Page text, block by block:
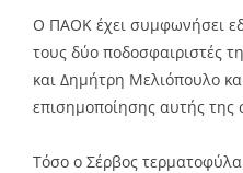
Ο ΠΑΟΚ έχει συμφωνήσει
τους δύο ποδοσφαιριστές
και Δημήτρη Μελιόπουλο
επισημοποίησης αυτής της
Τόσο ο Σέρβος